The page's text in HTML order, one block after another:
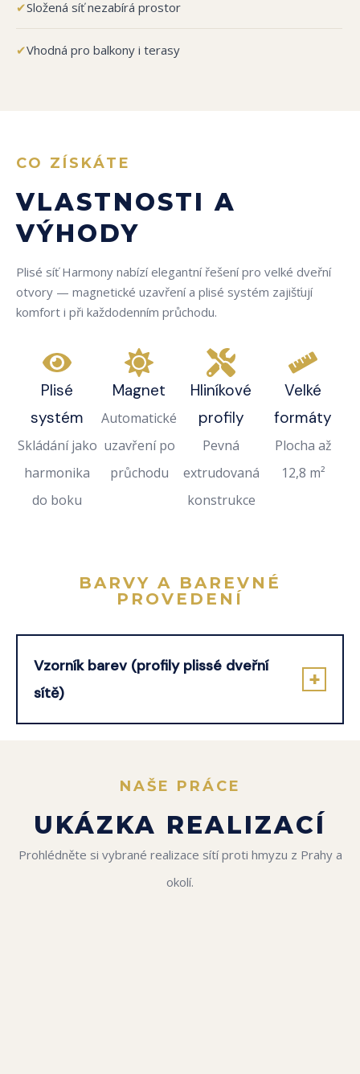
✔Složená síť nezabírá prostor
✔Vhodná pro balkony i terasy
Plisé
systém
Skládání jako
harmonika
do boku
Magnet
Automatické
uzavření po
průchodu
Hliníkové
profily
Pevná
extrudovaná
konstrukce
Velké
formáty
Plocha až
12,8 m²
CO ZÍSKÁTE
VLASTNOSTI A
VÝHODY
Plisé síť Harmony nabízí elegantní řešení pro velké dveřní
otvory — magnetické uzavření a plisé systém zajišťují
komfort i při každodenním průchodu.
BARVY A BAREVNÉ
PROVEDENÍ
Vzorník barev (profily plissé dveřní
sítě)
NAŠE PRÁCE
UKÁZKA REALIZACÍ
Prohlédněte si vybrané realizace sítí proti hmyzu z Prahy a
okolí.